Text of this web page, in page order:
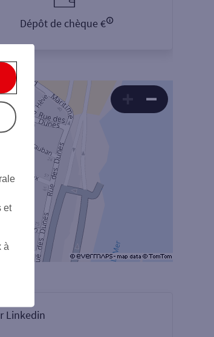
Dépôt de chèque €
Linkedin
et
à